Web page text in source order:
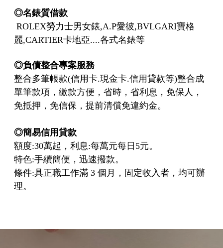
◎名錶質借款
ROLEX勞力士男女錶,A.P愛彼,BVLGARI寶格
麗,CARTIER卡地亞....各式名錶等
◎負債整合專案服務
整合多筆帳款(信用卡.現金卡.信用貸款等)整合成
單筆款項，繳款方便，省時，省利息，免保人，
免抵押，免信保，提前清償免違約金。
◎簡易信用貸款
額度:30萬起，利息:每萬元每日5元。
特色:手續簡便，迅速撥款。
條件:具正職工作滿 3 個月，固定收入者，均可辦
理。